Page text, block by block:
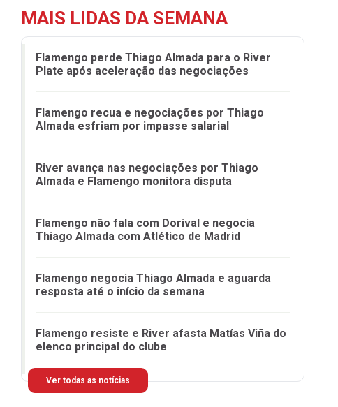
MAIS LIDAS DA SEMANA
Flamengo perde Thiago Almada para o River
Plate após aceleração das negociações
Flamengo recua e negociações por Thiago
Almada esfriam por impasse salarial
River avança nas negociações por Thiago
Almada e Flamengo monitora disputa
Flamengo não fala com Dorival e negocia
Thiago Almada com Atlético de Madrid
Flamengo negocia Thiago Almada e aguarda
resposta até o início da semana
Flamengo resiste e River afasta Matías Viña do
elenco principal do clube
Ver todas as notícias